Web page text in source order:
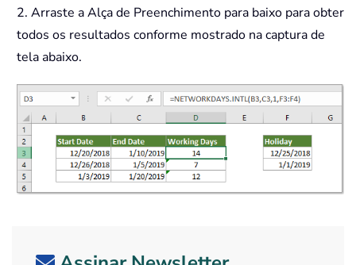
2. Arraste a Alça de Preenchimento para baixo para obter
todos os resultados conforme mostrado na captura de
tela abaixo.